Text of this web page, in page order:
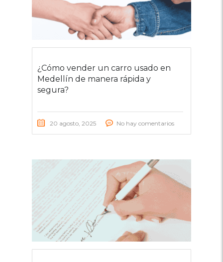
¿Cómo vender un carro usado en
Medellín de manera rápida y
segura?
20 agosto, 2025 No hay comentarios